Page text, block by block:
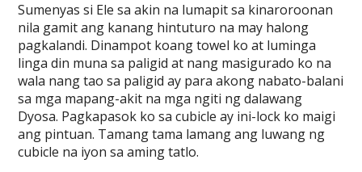
Sumenyas si Ele sa akin na lumapit sa kinaroroonan
nila gamit ang kanang hintuturo na may halong
pagkalandi. Dinampot koang towel ko at luminga
linga din muna sa paligid at nang masigurado ko na
wala nang tao sa paligid ay para akong nabato-balani
sa mga mapang-akit na mga ngiti ng dalawang
Dyosa. Pagkapasok ko sa cubicle ay ini-lock ko maigi
ang pintuan. Tamang tama lamang ang luwang ng
cubicle na iyon sa aming tatlo.